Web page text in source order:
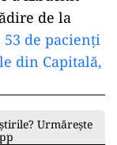
de la
53 de pacienți
din Capitală,
Urmărește